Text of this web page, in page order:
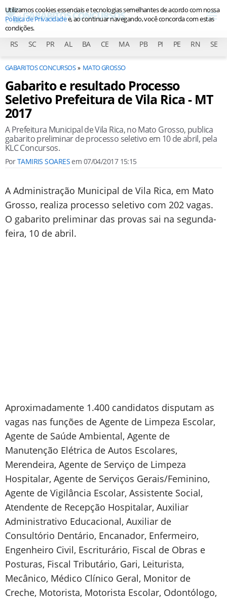
RS SC PR AL BA CE MA PB PI PE RN SE
GABARITOS CONCURSOS MATO GROSSO
Gabarito e resultado Processo
Seletivo Prefeitura de Vila Rica - MT
2017
A Prefeitura Municipal de Vila Rica, no Mato Grosso, publica
gabarito preliminar de processo seletivo em 10 de abril, pela
KLC Concursos.
PorTAMIRIS SOARESem 07/04/2017 15:15
A Administração Municipal de Vila Rica, em Mato
Grosso, realiza processo seletivo com 202 vagas.
O gabarito preliminar das provas sai na segunda-
feira, 10 de abril.
Aproximadamente 1.400 candidatos disputam as
vagas nas funções de Agente de Limpeza Escolar,
Agente de Saúde Ambiental, Agente de
Manutenção Elétrica de Autos Escolares,
Merendeira, Agente de Serviço de Limpeza
Hospitalar, Agente de Serviços Gerais/Feminino,
Agente de Vigilância Escolar, Assistente Social,
Atendente de Recepção Hospitalar, Auxiliar
Administrativo Educacional, Auxiliar de
Consultório Dentário, Encanador, Enfermeiro,
Engenheiro Civil, Escriturário, Fiscal de Obras e
Posturas, Fiscal Tributário, Gari, Leiturista,
Mecânico, Médico Clínico Geral, Monitor de
Creche, Motorista, Motorista Escolar, Odontólogo,
Utilizamos cookies essenciais e tecnologias semelhantes de acordo com nossa
Política de Privacidadee, ao continuar navegando, você concorda com estas
condições.